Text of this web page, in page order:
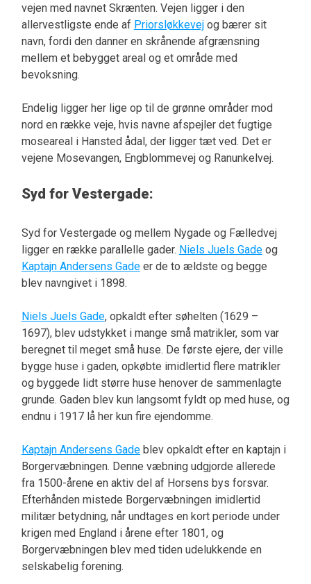
vejen med navnet Skrænten. Vejen ligger i den
allervestligste ende af Priorsløkkevejog bærer sit
navn, fordi den danner en skrånende afgrænsning
mellem et bebygget areal og et område med
bevoksning.
Endelig ligger her lige op til de grønne områder mod
nord en række veje, hvis navne afspejler det fugtige
moseareal i Hansted ådal, der ligger tæt ved. Det er
vejene Mosevangen, Engblommevej og Ranunkelvej.
Syd for Vestergade:
Syd for Vestergade og mellem Nygade og Fælledvej
ligger en række parallelle gader. Niels Juels Gadeog
Kaptajn Andersens Gadeer de to ældste og begge
blev navngivet i 1898.
Niels Juels Gade, opkaldt efter søhelten (1629 –
1697), blev udstykket i mange små matrikler, som var
beregnet til meget små huse. De første ejere, der ville
bygge huse i gaden, opkøbte imidlertid flere matrikler
og byggede lidt større huse henover de sammenlagte
grunde. Gaden blev kun langsomt fyldt op med huse, og
endnu i 1917 lå her kun fire ejendomme.
Kaptajn Andersens Gadeblev opkaldt efter en kaptajn i
Borgervæbningen. Denne væbning udgjorde allerede
fra 1500-årene en aktiv del af Horsens bys forsvar.
Efterhånden mistede Borgervæbningen imidlertid
militær betydning, når undtages en kort periode under
krigen med England i årene efter 1801, og
Borgervæbningen blev med tiden udelukkende en
selskabelig forening.